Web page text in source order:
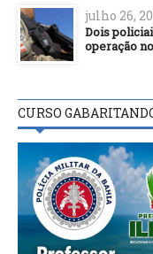
julho 26,
Dois
operação
CURSO